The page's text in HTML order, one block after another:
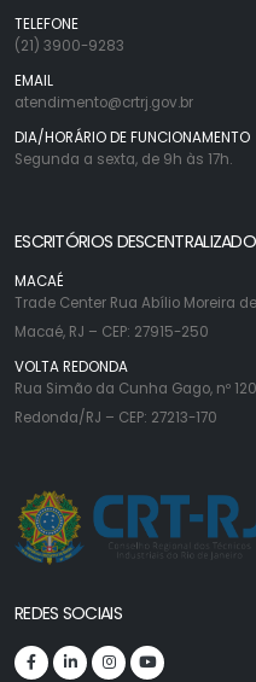
TELEFONE
(21) 3900-9283
EMAIL
atendimento@crtrj.gov.br
DIA/HORÁRIO DE FUNCIONAMENTO
Segunda a sexta, de 9h às 17h.
ESCRITÓRIOS
MACAÉ
Trade Center Rua Abílio Moreira
Macaé, RJ – CEP: 27915-250
VOLTA REDONDA
Rua Simão da Cunha Gago, nº
Redonda/RJ – CEP: 27213-170
REDES SOCIAIS